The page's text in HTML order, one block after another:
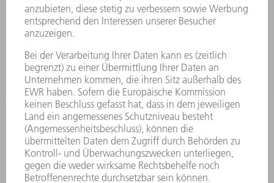
MYTRUMPF
SICHERHEITSDATENBLÄTTER
PRODUKTE
LASER
LEISTUNGSELEKTRONIK
ELEKTROWERKZEUGE
SMART FACTORY
SOFTWARE
SERVICES
ANWENDUNGEN
BRANCHEN
UNTERNEHMEN
KARRIERE
STELLENANGEBOTE